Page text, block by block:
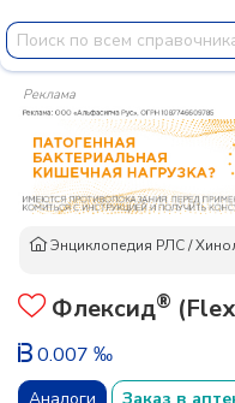
Реклама
Энциклопедия РЛС/
Флексид®
0.007 ‰